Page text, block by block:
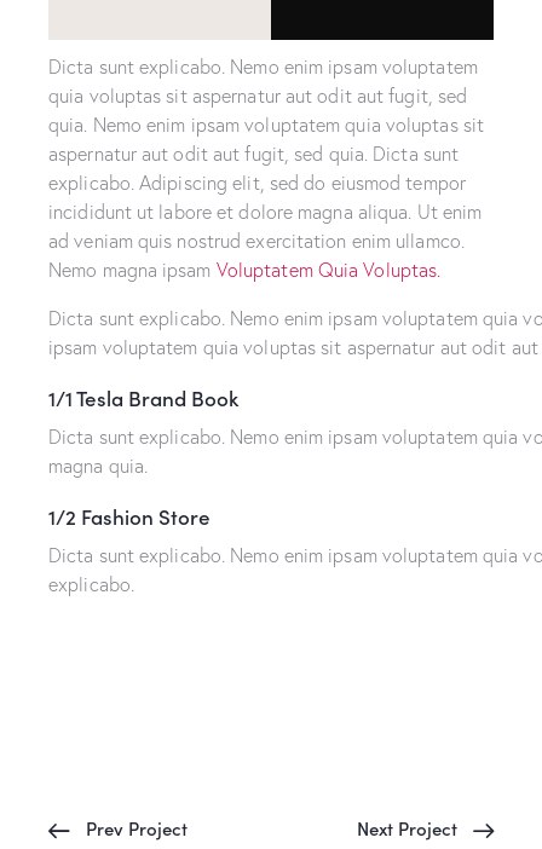
Dicta sunt explicabo. Nemo enim ipsam voluptatem
quia voluptas sit aspernatur aut odit aut fugit, sed
quia. Nemo enim ipsam voluptatem quia voluptas sit
aspernatur aut odit aut fugit, sed quia. Dicta sunt
explicabo. Adipiscing elit, sed do eiusmod tempor
incididunt ut labore et dolore magna aliqua. Ut enim
ad veniam quis nostrud exercitation enim ullamco.
Nemo magna ipsam Voluptatem Quia Voluptas.
Dicta sunt explicabo. Nemo enim ipsam voluptatem quia
ipsam voluptatem quia voluptas sit aspernatur aut odit
1/1 Tesla Brand Book
Dicta sunt explicabo. Nemo enim ipsam voluptatem quia
magna quia.
1/2 Fashion Store
Dicta sunt explicabo. Nemo enim ipsam voluptatem quia
explicabo.
Prev Project Next Project